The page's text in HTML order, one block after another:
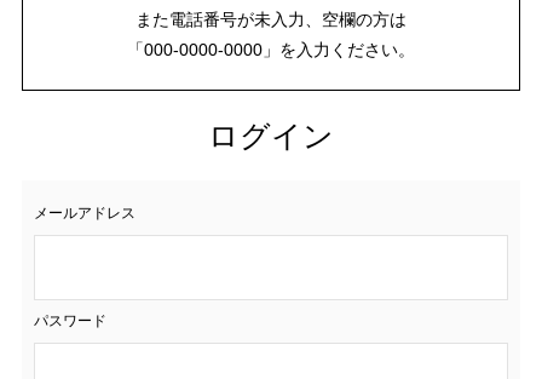
また電話番号が未入力、空欄の方は
「000-0000-0000」を入力ください。
ログイン
メールアドレス
パスワード